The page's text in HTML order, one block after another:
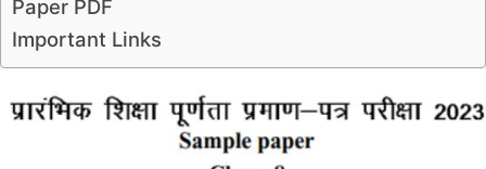
Paper PDF
Important Links